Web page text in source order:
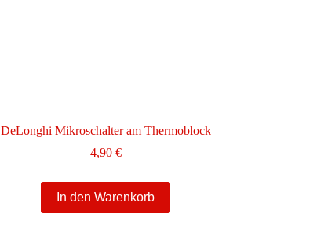
DeLonghi Mikroschalter am Thermoblock
4,90 €
In den Warenkorb